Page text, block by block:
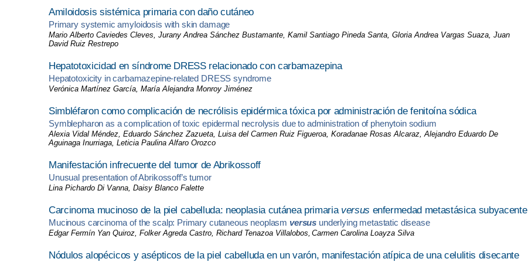
Amiloidosis sistémica primaria con daño cutáneo
Primary systemic amyloidosis with skin damage
Mario Alberto Caviedes Cleves, Jurany Andrea Sánchez Bustamante, Kamil Santiago Pineda Santa, Gloria Andrea Vargas Suaza, Juan
David Ruiz Restrepo
Hepatotoxicidad en síndrome DRESS relacionado con carbamazepina
Hepatotoxicity in carbamazepine-related DRESS syndrome
Verónica Martínez García, María Alejandra Monroy Jiménez
Simbléfaron como complicación de necrólisis epidérmica tóxica por administración de fenitoína sódica
Symblepharon as a complication of toxic epidermal necrolysis due to administration of phenytoin sodium
Alexia Vidal Méndez, Eduardo Sánchez Zazueta, Luisa del Carmen Ruiz Figueroa, Koradanae Rosas Alcaraz, Alejandro Eduardo De
Aguinaga Inurriaga, Leticia Paulina Alfaro Orozco
Manifestación infrecuente del tumor de Abrikossoff
Unusual presentation of Abrikossoff’s tumor
Lina Pichardo Di Vanna, Daisy Blanco Falette
Carcinoma mucinoso de la piel cabelluda: neoplasia cutánea primaria versus enfermedad metastásica subyacente
Mucinous carcinoma of the scalp: Primary cutaneous neoplasm versus underlying metastatic disease
Edgar Fermín Yan Quiroz, Folker Agreda Castro, Richard Tenazoa Villalobos, Carmen Carolina Loayza Silva
Nódulos alopécicos y asépticos de la piel cabelluda en un varón, manifestación atípica de una celulitis disecante